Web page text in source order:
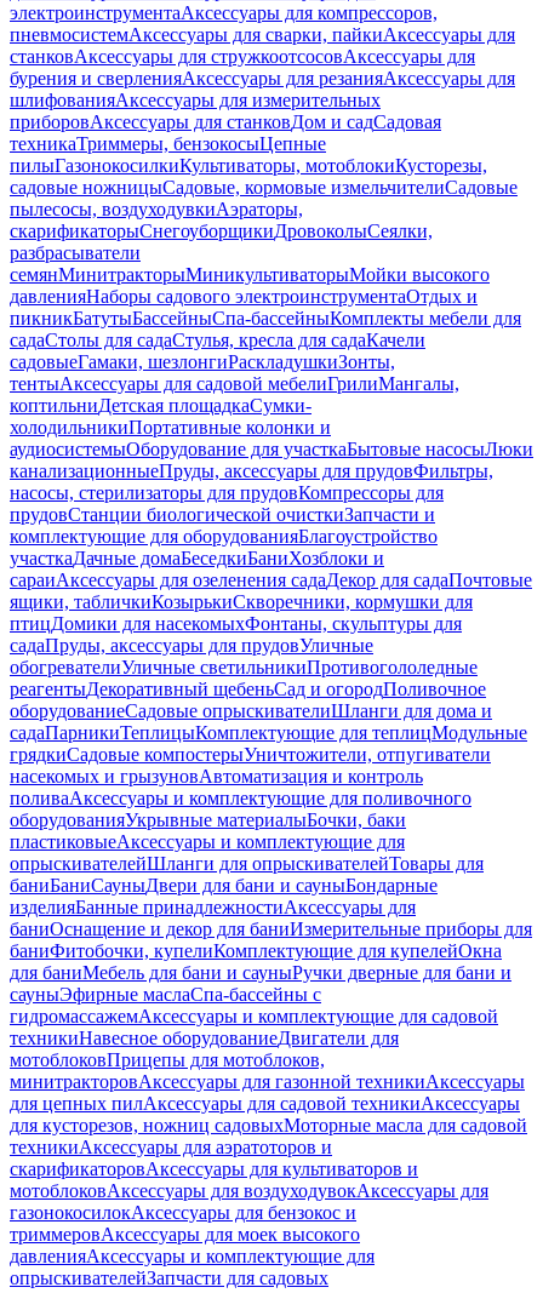
электроинструментаАксессуары для компрессоров,
пневмосистемАксессуары для сварки, пайкиАксессуары для
станковАксессуары для стружкоотсосовАксессуары для
бурения и сверленияАксессуары для резанияАксессуары для
шлифованияАксессуары для измерительных
приборовАксессуары для станковДом и садСадовая
техникаТриммеры, бензокосыЦепные
пилыГазонокосилкиКультиваторы, мотоблокиКусторезы,
садовые ножницыСадовые, кормовые измельчителиСадовые
пылесосы, воздуходувкиАэраторы,
скарификаторыСнегоуборщикиДровоколыСеялки,
разбрасыватели
семянМинитракторыМиникультиваторыМойки высокого
давленияНаборы садового электроинструментаОтдых и
пикникБатутыБассейныСпа-бассейныКомплекты мебели для
садаСтолы для садаСтулья, кресла для садаКачели
садовыеГамаки, шезлонгиРаскладушкиЗонты,
тентыАксессуары для садовой мебелиГрилиМангалы,
коптильниДетская площадкаСумки-
холодильникиПортативные колонки и
аудиосистемыОборудование для участкаБытовые насосыЛюки
канализационныеПруды, аксессуары для прудовФильтры,
насосы, стерилизаторы для прудовКомпрессоры для
прудовСтанции биологической очисткиЗапчасти и
комплектующие для оборудованияБлагоустройство
участкаДачные домаБеседкиБаниХозблоки и
сараиАксессуары для озеленения садаДекор для садаПочтовые
ящики, табличкиКозырькиСкворечники, кормушки для
птицДомики для насекомыхФонтаны, скульптуры для
садаПруды, аксессуары для прудовУличные
обогревателиУличные светильникиПротивогололедные
реагентыДекоративный щебеньСад и огородПоливочное
оборудованиеСадовые опрыскивателиШланги для дома и
садаПарникиТеплицыКомплектующие для теплицМодульные
грядкиСадовые компостерыУничтожители, отпугиватели
насекомых и грызуновАвтоматизация и контроль
поливаАксессуары и комплектующие для поливочного
оборудованияУкрывные материалыБочки, баки
пластиковыеАксессуары и комплектующие для
опрыскивателейШланги для опрыскивателейТовары для
баниБаниСауныДвери для бани и сауныБондарные
изделияБанные принадлежностиАксессуары для
баниОснащение и декор для баниИзмерительные приборы для
баниФитобочки, купелиКомплектующие для купелейОкна
для баниМебель для бани и сауныРучки дверные для бани и
сауныЭфирные маслаСпа-бассейны с
гидромассажемАксессуары и комплектующие для садовой
техникиНавесное оборудованиеДвигатели для
мотоблоковПрицепы для мотоблоков,
минитракторовАксессуары для газонной техникиАксессуары
для цепных пилАксессуары для садовой техникиАксессуары
для кусторезов, ножниц садовыхМоторные масла для садовой
техникиАксессуары для аэратоторов и
скарификаторовАксессуары для культиваторов и
мотоблоковАксессуары для воздуходувокАксессуары для
газонокосилокАксессуары для бензокос и
триммеровАксессуары для моек высокого
давленияАксессуары и комплектующие для
опрыскивателейЗапчасти для садовых